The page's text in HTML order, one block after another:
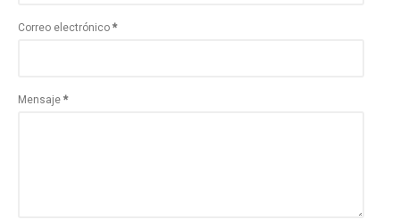
Correo electrónico *
Mensaje *